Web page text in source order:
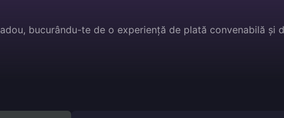
bucurându-te de o experiență de plată convenabilă și